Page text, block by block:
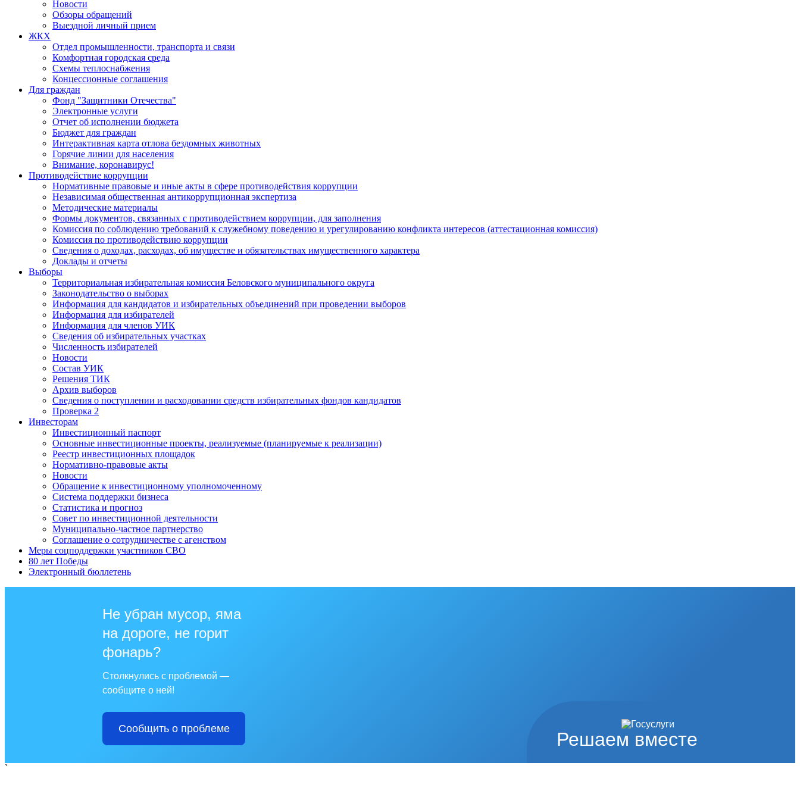
Новости
Обзоры обращений
Выездной личный прием
ЖКХ
Отдел промышленности, транспорта и связи
Комфортная городская среда
Схемы теплоснабжения
Концессионные соглашения
Для граждан
Фонд "Защитники Отечества"
Электронные услуги
Отчет об исполнении бюджета
Бюджет для граждан
Интерактивная карта отлова бездомных животных
Горячие линии для населения
Внимание, коронавирус!
Противодействие коррупции
Нормативные правовые и иные акты в сфере противодействия коррупции
Независимая общественная антикоррупционная экспертиза
Методические материалы
Формы документов, связанных с противодействием коррупции, для заполнения
Комиссия по соблюдению требований к служебному поведению и урегулированию конфликта интересов (аттестационная комиссия)
Комиссия по противодействию коррупции
Сведения о доходах, расходах, об имуществе и обязательствах имущественного характера
Доклады и отчеты
Выборы
Территориальная избирательная комиссия Беловского муниципального округа
Законодательство о выборах
Информация для кандидатов и избирательных объединений при проведении выборов
Информация для избирателей
Информация для членов УИК
Сведения об избирательных участках
Численность избирателей
Новости
Состав УИК
Решения ТИК
Архив выборов
Сведения о поступлении и расходовании средств избирательных фондов кандидатов
Проверка 2
Инвесторам
Инвестиционный паспорт
Основные инвестиционные проекты, реализуемые (планируемые к реализации)
Реестр инвестиционных площадок
Нормативно-правовые акты
Новости
Обращение к инвестиционному уполномоченному
Система поддержки бизнеса
Статистика и прогноз
Совет по инвестиционной деятельности
Муниципально-частное партнерство
Соглашение о сотрудничестве с агенством
Меры соцподдержки участников СВО
80 лет Победы
Электронный бюллетень
Решаем вместе
Не убран мусор, яма
на дороге, не горит
фонарь?
Столкнулись с проблемой —
сообщите о ней!
Сообщить о проблеме
`